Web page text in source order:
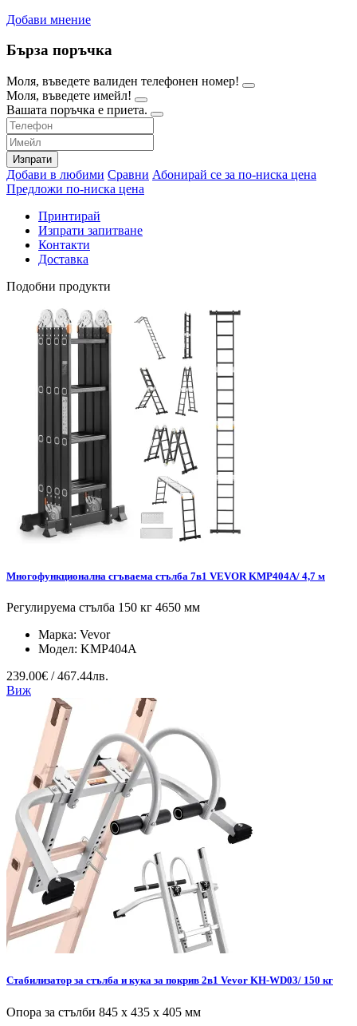
Добави мнение
Бърза поръчка
Моля, въведете валиден телефонен номер!
Моля, въведете имейл!
Вашата поръчка е приета.
Изпрати
Добави в любими Сравни Абонирай се за по-ниска цена
Предложи по-ниска цена
Принтирай
Изпрати запитване
Контакти
Доставка
Подобни продукти
Многофункционална сгъваема стълба 7в1 VEVOR KMP404A/ 4,7 м
Регулируема стълба 150 кг 4650 мм
Марка: Vevor
Модел: KMP404A
239.00€ / 467.44лв.
Виж
Стабилизатор за стълба и кука за покрив 2в1 Vevor KH-WD03/ 150 кг
Опора за стълби 845 x 435 x 405 мм